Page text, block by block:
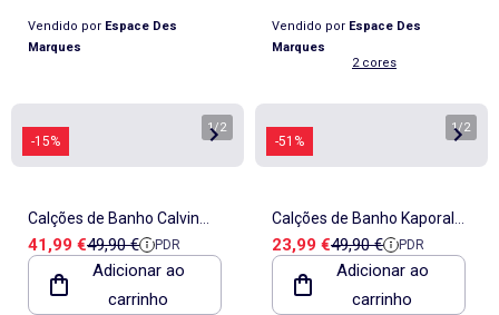
Vendido por Espace Des
Marques
Vendido por Espace Des
Marques
2 cores
-15%
1/2
Calções de Banho Calvin
Klein Jeans com Cordão para
Homem Rosa
Preço de venda
41,99 €Preço de referência
49,90 € PDR
Adicionar ao
carrinho
-51%
1/2
Calções de Banho Kaporal
MARTYE para Homem com
Padrão Azul/Marinho
Preço de venda
23,99 €Preço de referência
49,90 € PDR
Adicionar ao
carrinho